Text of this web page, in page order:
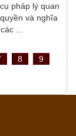
pháp lý quan
và nghĩa
...
8
9